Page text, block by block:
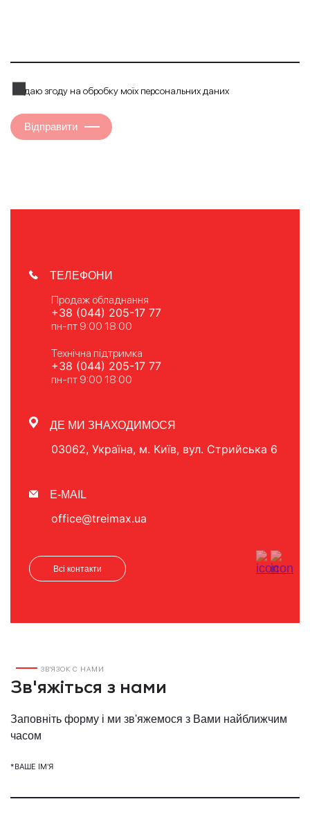
Я даю згоду на обробку моїх персональних даних
Відправити
ТЕЛЕФОНИ
Продаж обладнання
+38 (044) 205-17 77
пн-пт 9:00 18:00
Технічна підтримка
+38 (044) 205-17 77
пн-пт 9:00 18:00
ДЕ МИ ЗНАХОДИМОСЯ
03062, Україна, м. Київ, вул. Стрийська 6
E-MAIL
office@treimax.ua
Всі контакти
ЗВ'ЯЗОК С НАМИ
Зв'яжіться з нами
Заповніть форму і ми зв'яжемося з Вами найближчим
часом
*ВАШЕ ІМ'Я